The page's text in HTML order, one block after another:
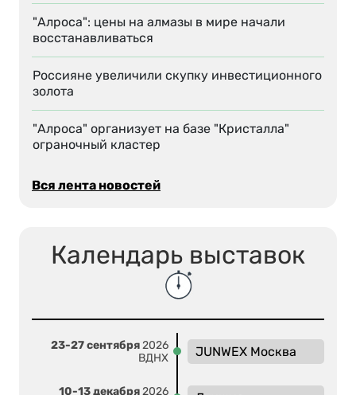
"Алроса": цены на алмазы в мире начали
восстанавливаться
Россияне увеличили скупку инвестиционного
золота
"Алроса" организует на базе "Кристалла"
ограночный кластер
Вся лента новостей
Календарь выставок
23-27 сентября2026
ВДНХ
JUNWEX Москва
10-13 декабря2026